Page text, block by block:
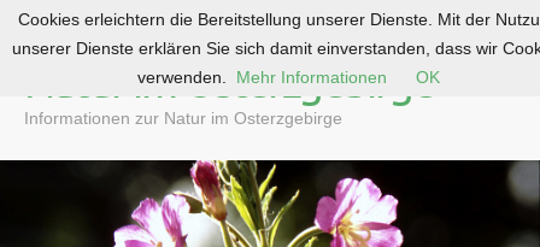
o
Natur im Osterzgebirge
Informationen zur Natur im Osterzgebirge
Cookies erleichtern die Bereitstellung unserer Dienste. Mit der
unserer Dienste erklären Sie sich damit einverstanden, dass wir
verwenden.
Mehr Informationen OK